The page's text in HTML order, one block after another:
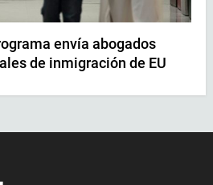
envía abogados
de inmigración de EU